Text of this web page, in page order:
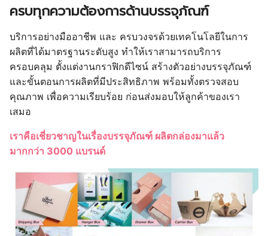
ครบทุกความต้องการด้านบรรจุภัณฑ์
บริการอย่างมืออาชีพ และ ครบวงจรด้วยเทคโนโลยีในการ
ผลิตที่ได้มาตรฐานระดับสูง ทำให้เราสามารถบริการ
ครอบคลุม ตั้งแต่งานกราฟิกดีไซน์ สร้างตัวอย่างบรรจุภัณฑ์
และขั้นตอนการผลิตที่มีประสิทธิภาพ พร้อมทั้งตรวจสอบ
คุณภาพ เพื่อความเรียบร้อย ก่อนส่งมอบให้ลูกค้าของเรา
เสมอ
เราคือเชี่ยวชาญในเรื่องบรรจุภัณฑ์ ผลิตกล่องมาแล้ว
มากกว่า 3000 แบรนด์